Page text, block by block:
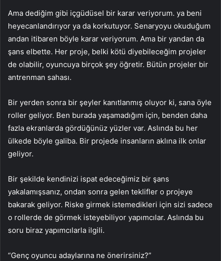
Ama dediğim gibi içgüdüsel bir karar veriyorum. ya beni
heyecanlandırıyor ya da korkutuyor. Senaryoyu okuduğum
andan itibaren böyle karar veriyorum. Ama bir yandan da
şans elbette. Her proje, belki kötü diyebileceğim projeler
de olabilir, oyuncuya birçok şey öğretir. Bütün projeler bir
antrenman sahası.
Bir yerden sonra bir şeyler kanıtlanmış oluyor ki, sana öyle
roller geliyor. Ben burada yaşamadığım için, benden daha
fazla ekranlarda gördüğünüz yüzler var. Aslında bu her
ülkede böyle galiba. Bir projede insanların aklına ilk onlar
geliyor.
Bir şekilde kendinizi ispat edeceğimiz bir şans
yakalamışsanız, ondan sonra gelen teklifler o projeye
bakarak geliyor. Riske girmek istemedikleri için sizi sadece
o rollerde de görmek isteyebiliyor yapımcılar. Aslında bu
soru biraz yapımcılarla ilgili.
“Genç oyuncu adaylarına ne önerirsiniz?”